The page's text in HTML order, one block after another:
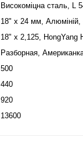
Високоміцна сталь, L
18" х 24 мм, Алюмiнiй,
18" x 2,125, HongYang
Разборная,
500
440
920
13600